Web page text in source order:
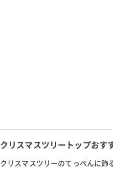
クリスマスツリートップおす
クリスマスツリーのてっぺんに飾